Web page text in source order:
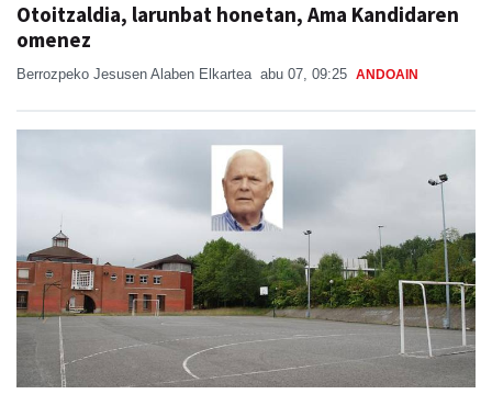
Otoitzaldia, larunbat honetan, Ama Kandidaren
omenez
Berrozpeko Jesusen Alaben Elkartea abu 07, 09:25 ANDOAIN